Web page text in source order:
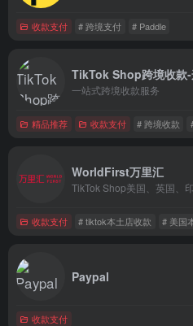
收款支付 # 跨境支付 # Paddle
TikTok Shop跨境收款
一站式跨境收款服务
精品推荐 收款支付 # 跨境收款
WorldFirst万里汇
TikTok Shop美国、英国、
收款支付 # tiktok本土店收款 # 美国
Paypal
收款支付